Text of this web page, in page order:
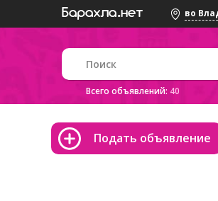
во
Всего объявлений: 40
Подать объявление